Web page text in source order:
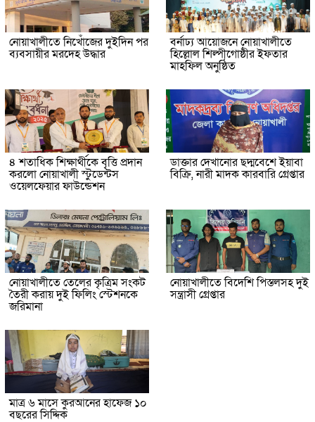
নোয়াখালীতে নিখোঁজের দুইদিন পর
ব্যবসায়ীর মরদেহ উদ্ধার
বর্নাঢ্য আয়োজনে নোয়াখালীতে
হিল্লোল শিল্পীগোষ্ঠীর ইফতার
মাহফিল অনুষ্ঠিত
৪ শতাধিক শিক্ষার্থীকে বৃত্তি প্রদান
করলো নোয়াখালী স্টুডেন্টস
ওয়েলফেয়ার ফাউন্ডেশন
ডাক্তার দেখানোর ছদ্মবেশে ইয়াবা
বিক্রি, নারী মাদক কারবারি গ্রেপ্তার
নোয়াখালীতে তেলের কৃত্রিম সংকট
তৈরী করায় দুই ফিলিং স্টেশনকে
জরিমানা
নোয়াখালীতে বিদেশি পিস্তলসহ দুই
সন্ত্রাসী গ্রেপ্তার
মাত্র ৬ মাসে কুরআনের হাফেজ ১০
বছরের সিদ্দিক